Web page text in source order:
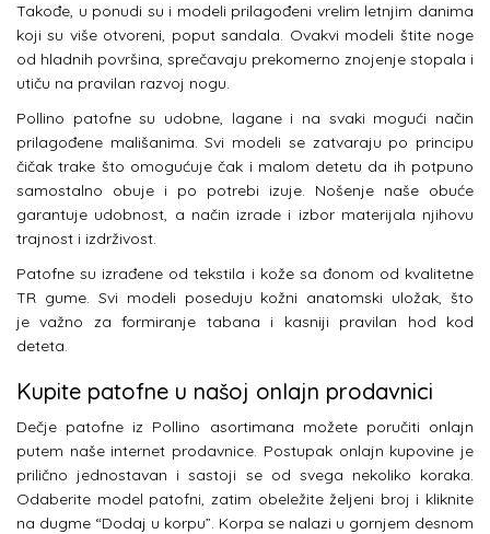
Takođe, u ponudi su i modeli prilagođeni vrelim letnjim danima
koji su više otvoreni, poput sandala. Ovakvi modeli štite noge
od hladnih površina, sprečavaju prekomerno znojenje stopala i
utiču na pravilan razvoj nogu.
Pollino patofne su udobne, lagane i na svaki mogući način
prilagođene mališanima. Svi modeli se zatvaraju po principu
čičak trake što omogućuje čak i malom detetu da ih potpuno
samostalno obuje i po potrebi izuje. Nošenje naše obuće
garantuje udobnost, a način izrade i izbor materijala njihovu
trajnost i izdrživost.
Patofne su izrađene od tekstila i kože sa đonom od kvalitetne
TR gume. Svi modeli poseduju kožni anatomski uložak, što
je važno za formiranje tabana i kasniji pravilan hod kod
deteta.
Kupite patofne u našoj onlajn prodavnici
Dečje patofne iz Pollino asortimana možete poručiti onlajn
putem naše internet prodavnice. Postupak onlajn kupovine je
prilično jednostavan i sastoji se od svega nekoliko koraka.
Odaberite model patofni, zatim obeležite željeni broj i kliknite
na dugme “Dodaj u korpu”. Korpa se nalazi u gornjem desnom